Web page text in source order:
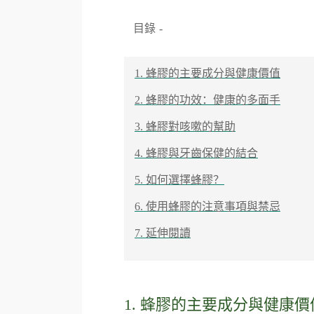
目錄 -
1. 蜂膠的主要成分與健康價值
2. 蜂膠的功效：健康的多面手
3. 蜂膠對咳嗽的幫助
4. 蜂膠與牙齒保健的結合
5. 如何選擇蜂膠？
6. 使用蜂膠的注意事項與禁忌
7. 延伸閱讀
1. 蜂膠的主要成分與健康價